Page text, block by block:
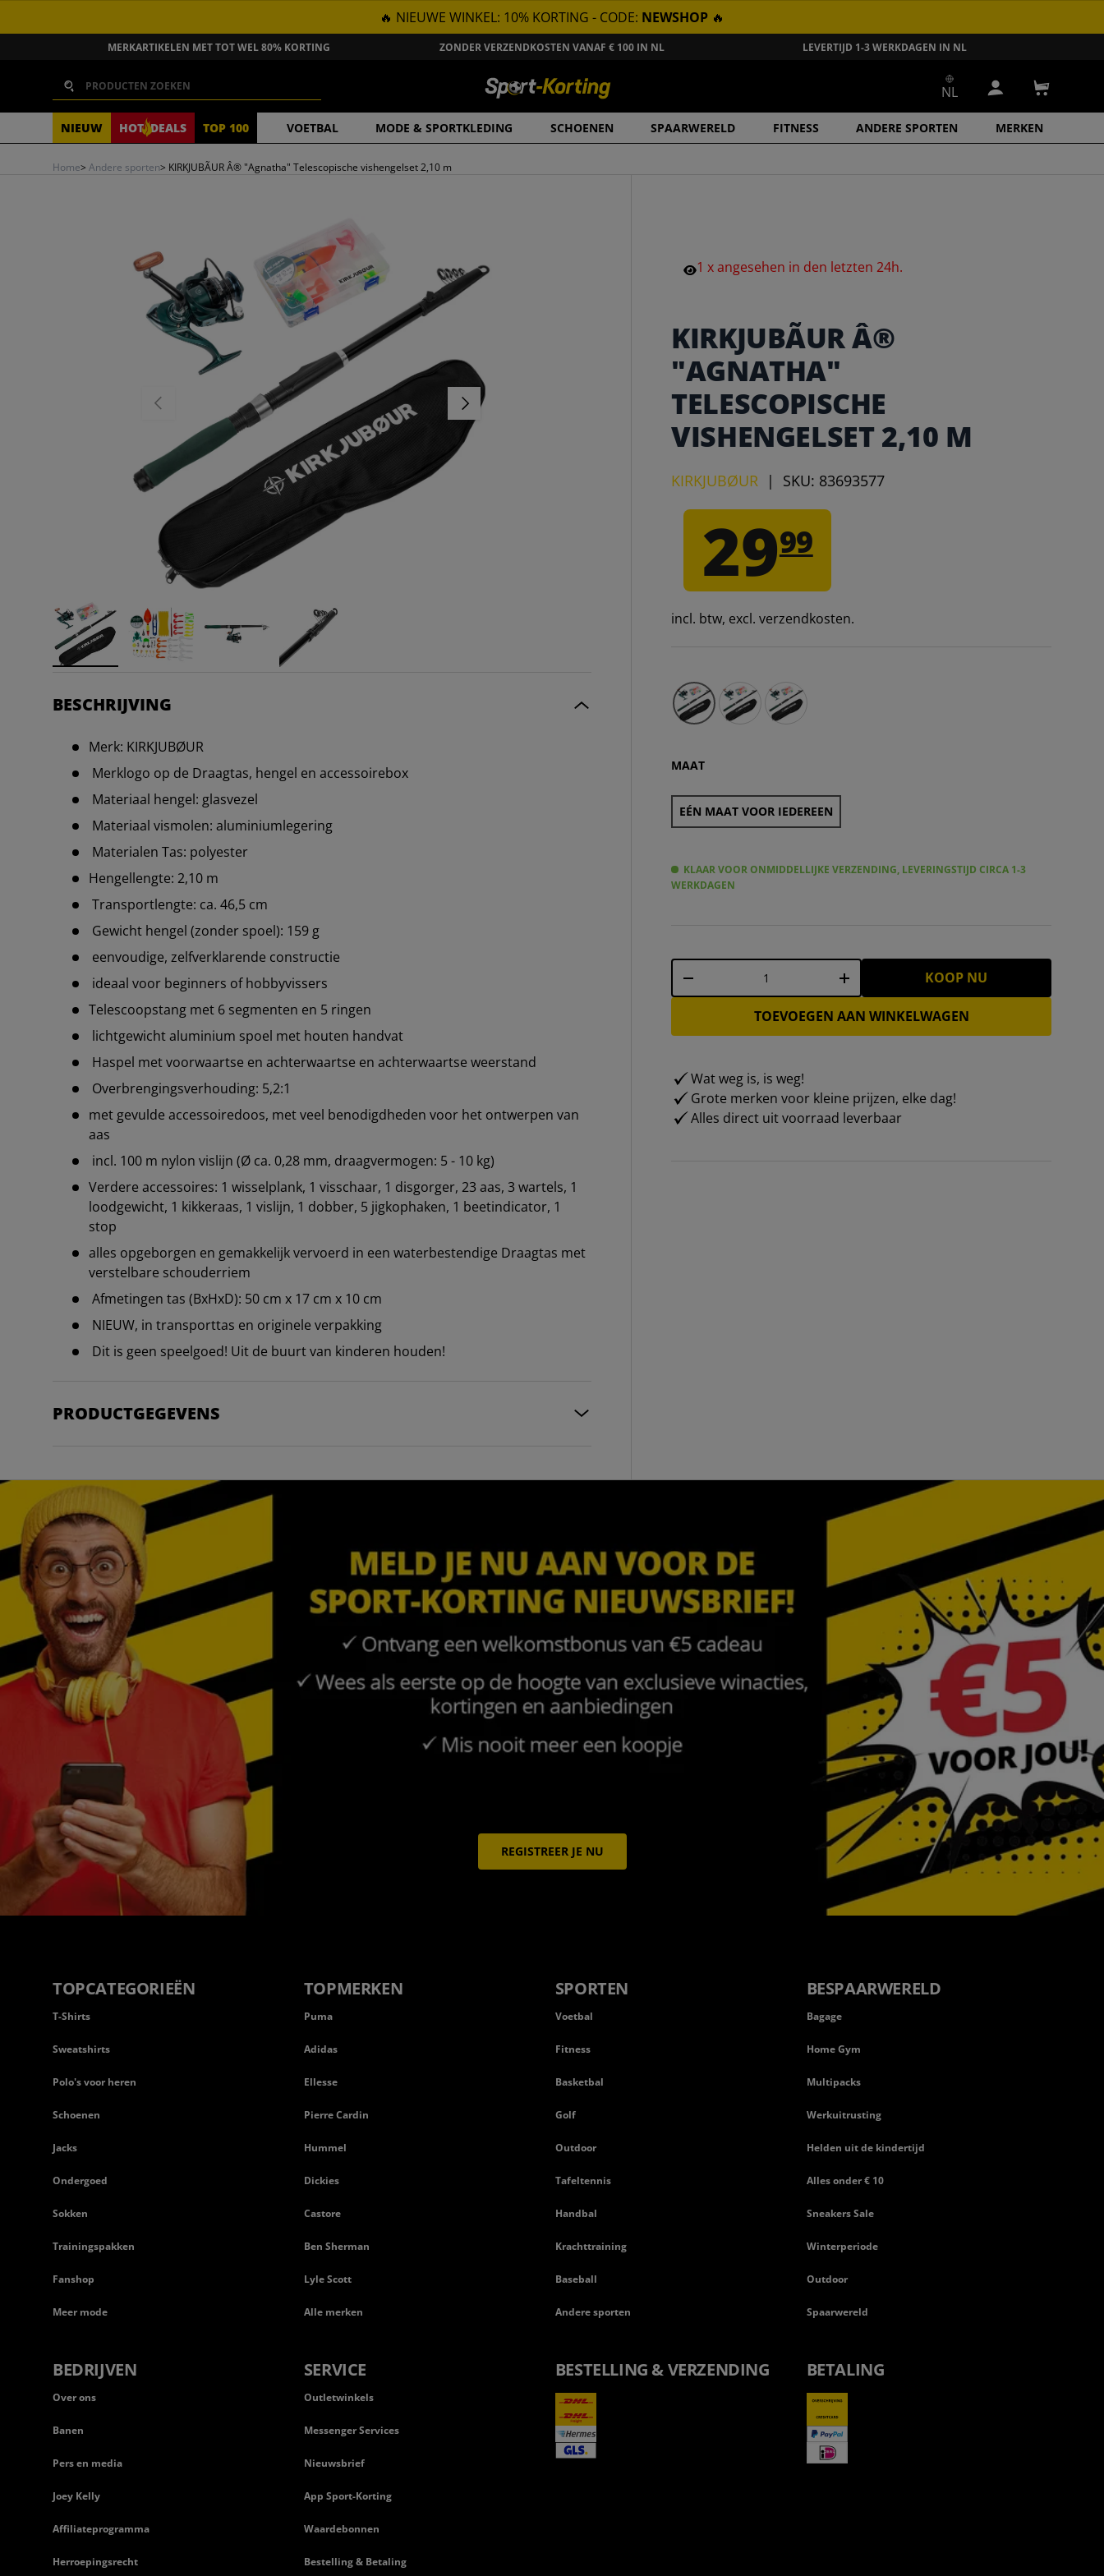
GA NAAR INHOUD
🔥 NIEUWE WINKEL: 10% KORTING - CODE: NEWSHOP 🔥
MERKARTIKELEN MET TOT WEL 80% KORTING ZONDER VERZENDKOSTEN VANAF € 100 IN NL LEVERTIJD 1-3 WERKDAGEN IN NL
NIEUW HOT DEALS TOP 100 VOETBAL MODE & SPORTKLEDING SCHOENEN SPAARWERELD FITNESS ANDERE SPORTEN MERKEN
Zoeken
NL Inloggen
Home> Andere sporten> KIRKJUBÃUR Â® "Agnatha" Telescopische vishengelset 2,10 m
VORIGE VOLGENDE
BESCHRIJVING
Merk: KIRKJUBØUR
Merklogo op de Draagtas, hengel en accessoirebox
Materiaal hengel: glasvezel
Materiaal vismolen: aluminiumlegering
Materialen Tas: polyester
Hengellengte: 2,10 m
Transportlengte: ca. 46,5 cm
Gewicht hengel (zonder spoel): 159 g
eenvoudige, zelfverklarende constructie
ideaal voor beginners of hobbyvissers
Telescoopstang met 6 segmenten en 5 ringen
lichtgewicht aluminium spoel met houten handvat
Haspel met voorwaartse en achterwaartse en achterwaartse weerstand
Overbrengingsverhouding: 5,2:1
met gevulde accessoiredoos, met veel benodigdheden voor het ontwerpen van
aas
incl. 100 m nylon vislijn (Ø ca. 0,28 mm, draagvermogen: 5 - 10 kg)
Verdere accessoires: 1 wisselplank, 1 visschaar, 1 disgorger, 23 aas, 3 wartels, 1
loodgewicht, 1 kikkeraas, 1 vislijn, 1 dobber, 5 jigkophaken, 1 beetindicator, 1
stop
alles opgeborgen en gemakkelijk vervoerd in een waterbestendige Draagtas met
verstelbare schouderriem
Afmetingen tas (BxHxD): 50 cm x 17 cm x 10 cm
NIEUW, in transporttas en originele verpakking
Dit is geen speelgoed! Uit de buurt van kinderen houden!
PRODUCTGEGEVENS
1xangesehen in den letzten24h.
KIRKJUBÃUR Â®
"AGNATHA"
TELESCOPISCHE
VISHENGELSET 2,10 M
KIRKJUBØUR | SKU: 83693577
2999
incl. btw, excl. verzendkosten.
MAAT
EÉN MAAT VOOR IEDEREEN
KLAAR VOOR ONMIDDELLIJKE VERZENDING, LEVERINGSTIJD CIRCA 1-3
WERKDAGEN
Aantal
- + KOOP NU
TOEVOEGEN AAN WINKELWAGEN
Wat weg is, is weg!
Grote merken voor kleine prijzen, elke dag!
Alles direct uit voorraad leverbaar
REGISTREER JE NU
TOPCATEGORIEËN
T-Shirts
Sweatshirts
Polo's voor heren
Schoenen
Jacks
Ondergoed
Sokken
Trainingspakken
Fanshop
Meer mode
TOPMERKEN
Puma
Adidas
Ellesse
Pierre Cardin
Hummel
Dickies
Castore
Ben Sherman
Lyle Scott
Alle merken
SPORTEN
Voetbal
Fitness
Basketbal
Golf
Outdoor
Tafeltennis
Handbal
Krachttraining
Baseball
Andere sporten
BESPAARWERELD
Bagage
Home Gym
Multipacks
Werkuitrusting
Helden uit de kindertijd
Alles onder € 10
Sneakers Sale
Winterperiode
Outdoor
Spaarwereld
BEDRIJVEN
Over ons
Banen
Pers en media
Joey Kelly
Affiliateprogramma
Herroepingsrecht
SERVICE
Outletwinkels
Messenger Services
Nieuwsbrief
App Sport-Korting
Waardebonnen
Bestelling & Betaling
BESTELLING & VERZENDING BETALING